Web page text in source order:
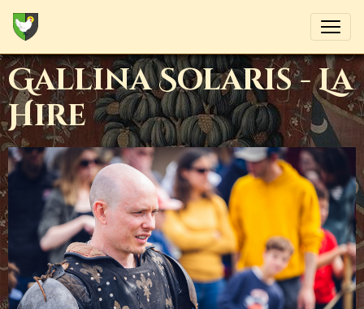
Gallina Solaris - La
Hire